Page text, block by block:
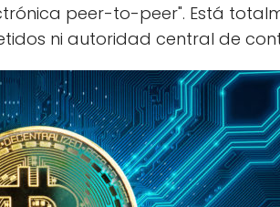
peer-to-peer". Está
ni autoridad central de